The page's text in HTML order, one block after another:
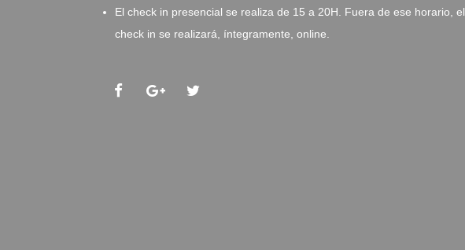
El check in presencial se realiza de 15 a 20H. Fuera de ese horario, el
check in se realizará, íntegramente, online.